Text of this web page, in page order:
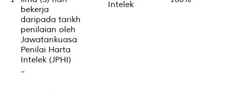
bekerja
daripada tarikh
penilaian oleh
Jawatankuasa
Penilai Harta
Intelek (JPHI)
..
Intelek